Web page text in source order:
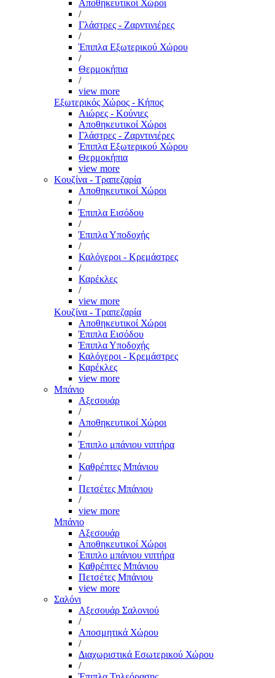
Αποθηκευτικοί Χώροι
/
Γλάστρες - Ζαρντινιέρες
/
Έπιπλα Εξωτερικού Χώρου
/
Θερμοκήπια
/
view more
Εξωτερικός Χώρος - Κήπος
Αιώρες - Κούνιες
Αποθηκευτικοί Χώροι
Γλάστρες - Ζαρντινιέρες
Έπιπλα Εξωτερικού Χώρου
Θερμοκήπια
view more
Κουζίνα - Τραπεζαρία
Αποθηκευτικοί Χώροι
/
Έπιπλα Εισόδου
/
Έπιπλα Υποδοχής
/
Καλόγεροι - Κρεμάστρες
/
Καρέκλες
/
view more
Κουζίνα - Τραπεζαρία
Αποθηκευτικοί Χώροι
Έπιπλα Εισόδου
Έπιπλα Υποδοχής
Καλόγεροι - Κρεμάστρες
Καρέκλες
view more
Μπάνιο
Αξεσουάρ
/
Αποθηκευτικοί Χώροι
/
Έπιπλο μπάνιου νιπτήρα
/
Καθρέπτες Μπάνιου
/
Πετσέτες Μπάνιου
/
view more
Μπάνιο
Αξεσουάρ
Αποθηκευτικοί Χώροι
Έπιπλο μπάνιου νιπτήρα
Καθρέπτες Μπάνιου
Πετσέτες Μπάνιου
view more
Σαλόνι
Αξεσουάρ Σαλονιού
/
Αποσμητικά Χώρου
/
Διαχωριστικά Εσωτερικού Χώρου
/